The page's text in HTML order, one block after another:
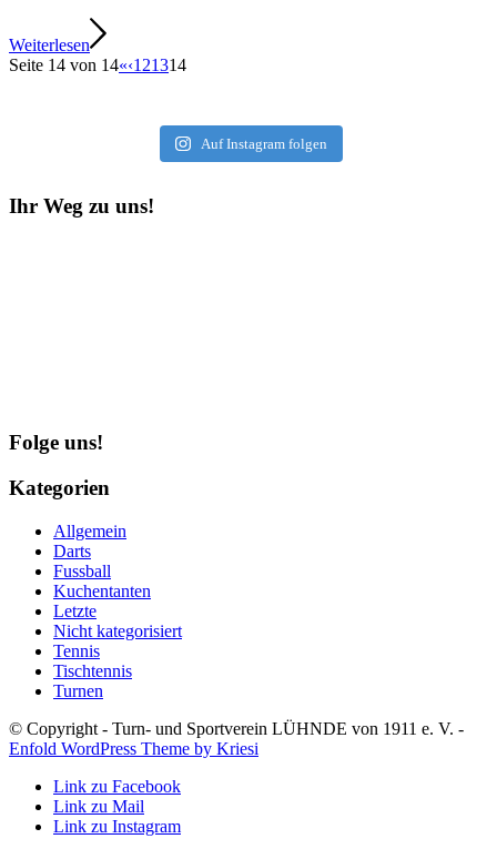
Weiterlesen
Seite 14 von 14«‹121314
Auf Instagram folgen
Ihr Weg zu uns!
Folge uns!
Kategorien
Allgemein
Darts
Fussball
Kuchentanten
Letzte
Nicht kategorisiert
Tennis
Tischtennis
Turnen
© Copyright - Turn- und Sportverein LÜHNDE von 1911 e. V. -
Enfold WordPress Theme by Kriesi
Link zu Facebook
Link zu Mail
Link zu Instagram